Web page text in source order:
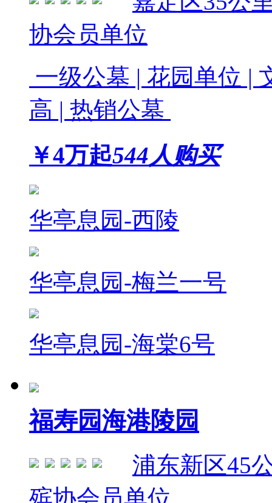
协会员单位
一级公墓 | 花园单位 |
高 | 热销公墓
￥4万起544人购买
华亭息园-西陵
华亭息园-梅兰一号
华亭息园-海棠6号
福寿园海港陵园
浦东新区45
殡协会员单位